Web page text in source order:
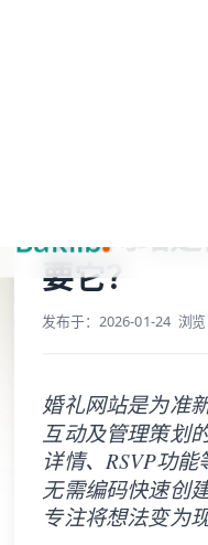
要它？
发布于：2026-01-24 浏
婚礼网站是为准
互动及管理策划
详情、RSVP功
无需编码快速创
专注将想法变为现